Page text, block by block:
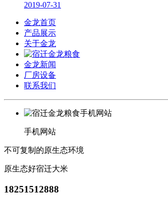
2019-07-31
金龙首页
产品展示
关于金龙
金龙新闻
厂房设备
联系我们
手机网站
不可复制的原生态环境
原生态好宿迁大米
18251512888